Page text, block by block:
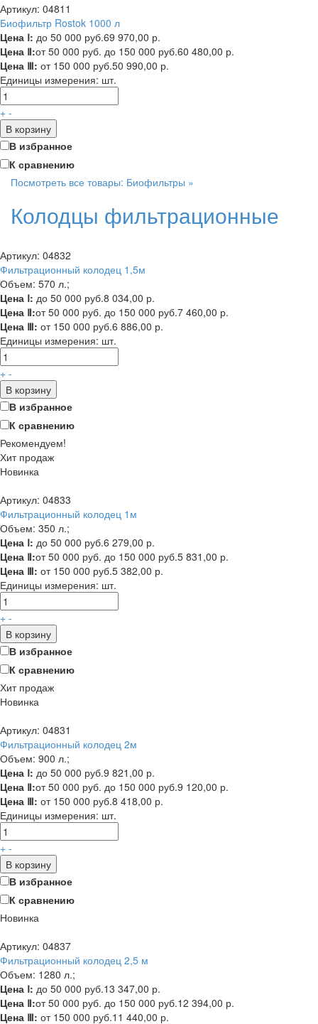
Артикул: 04811
Биофильтр Rostok 1000 л
Цена Ⅰ: до 50 000 руб.69 970,00 р.
Цена Ⅱ:от 50 000 руб. до 150 000 руб.60 480,00 р.
Цена Ⅲ: от 150 000 руб.50 990,00 р.
Единицы измерения: шт.
+ -
В корзину
В избранное
К сравнению
Посмотреть все товары: Биофильтры »
Колодцы фильтрационные
Артикул: 04832
Фильтрационный колодец 1,5м
Объем: 570 л.;
Цена Ⅰ: до 50 000 руб.8 034,00 р.
Цена Ⅱ:от 50 000 руб. до 150 000 руб.7 460,00 р.
Цена Ⅲ: от 150 000 руб.6 886,00 р.
Единицы измерения: шт.
+ -
В корзину
В избранное
К сравнению
Рекомендуем!
Хит продаж
Новинка
Артикул: 04833
Фильтрационный колодец 1м
Объем: 350 л.;
Цена Ⅰ: до 50 000 руб.6 279,00 р.
Цена Ⅱ:от 50 000 руб. до 150 000 руб.5 831,00 р.
Цена Ⅲ: от 150 000 руб.5 382,00 р.
Единицы измерения: шт.
+ -
В корзину
В избранное
К сравнению
Хит продаж
Новинка
Артикул: 04831
Фильтрационный колодец 2м
Объем: 900 л.;
Цена Ⅰ: до 50 000 руб.9 821,00 р.
Цена Ⅱ:от 50 000 руб. до 150 000 руб.9 120,00 р.
Цена Ⅲ: от 150 000 руб.8 418,00 р.
Единицы измерения: шт.
+ -
В корзину
В избранное
К сравнению
Новинка
Артикул: 04837
Фильтрационный колодец 2,5 м
Объем: 1280 л.;
Цена Ⅰ: до 50 000 руб.13 347,00 р.
Цена Ⅱ:от 50 000 руб. до 150 000 руб.12 394,00 р.
Цена Ⅲ: от 150 000 руб.11 440,00 р.